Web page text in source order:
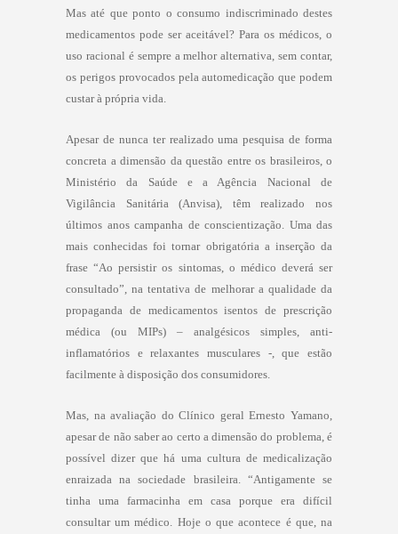
Mas até que ponto o consumo indiscriminado destes
medicamentos pode ser aceitável? Para os médicos, o
uso racional é sempre a melhor alternativa, sem contar,
os perigos provocados pela automedicação que podem
custar à própria vida.
Apesar de nunca ter realizado uma pesquisa de forma
concreta a dimensão da questão entre os brasileiros, o
Ministério da Saúde e a Agência Nacional de
Vigilância Sanitária (Anvisa), têm realizado nos
últimos anos campanha de conscientização. Uma das
mais conhecidas foi tornar obrigatória a inserção da
frase “Ao persistir os sintomas, o médico deverá ser
consultado”, na tentativa de melhorar a qualidade da
propaganda de medicamentos isentos de prescrição
médica (ou MIPs) – analgésicos simples, anti-
inflamatórios e relaxantes musculares -, que estão
facilmente à disposição dos consumidores.
Mas, na avaliação do Clínico geral Ernesto Yamano,
apesar de não saber ao certo a dimensão do problema, é
possível dizer que há uma cultura de medicalização
enraizada na sociedade brasileira. “Antigamente se
tinha uma farmacinha em casa porque era difícil
consultar um médico. Hoje o que acontece é que, na